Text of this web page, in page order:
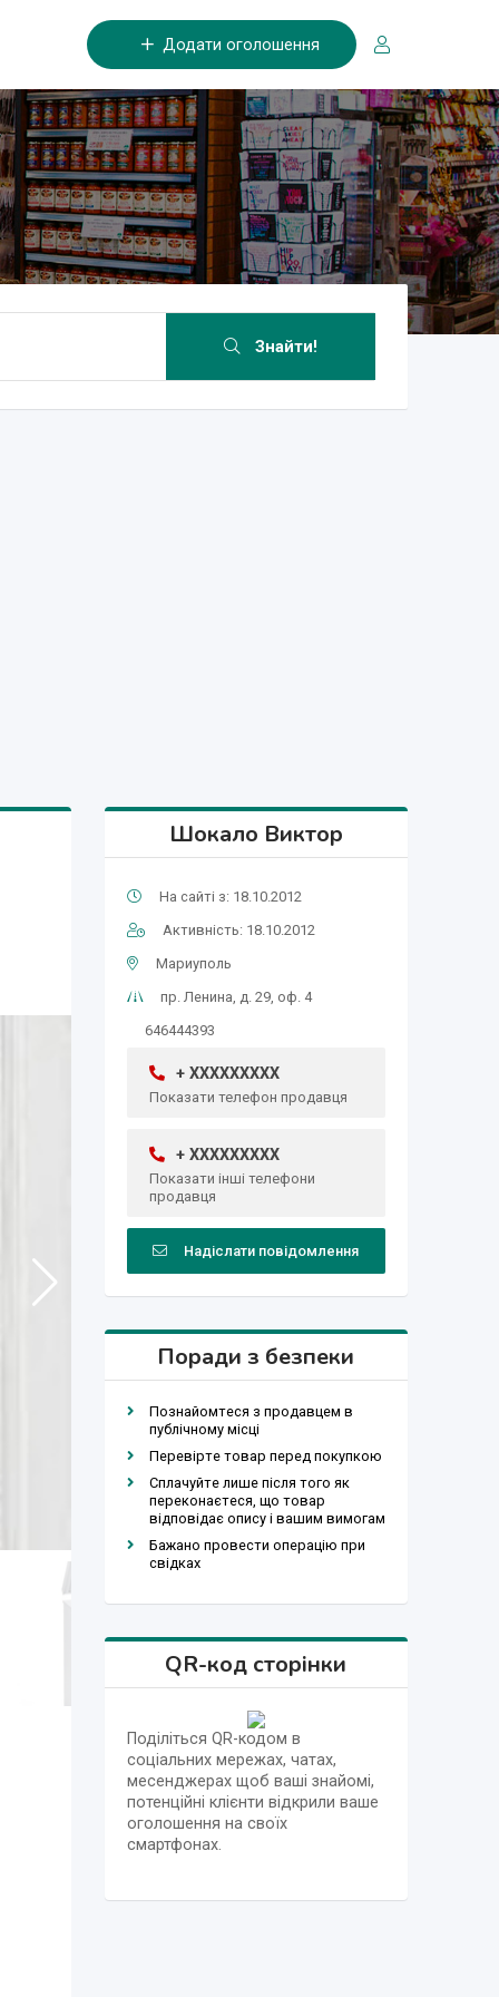
Додати оголошення
Знайти!
Шокало Виктор
На сайті з: 18.10.2012
Активність: 18.10.2012
Мариуполь
пр. Ленина, д. 29, оф. 4
646444393
+ XXXXXXXXX
Показати телефон продавця
+ XXXXXXXXX
Показати інші телефони
продавця
Надіслати повідомлення
Поради з безпеки
Познайомтеся з продавцем в
публічному місці
Перевірте товар перед покупкою
Сплачуйте лише після того як
переконаєтеся, що товар
відповідає опису і вашим вимогам
Бажано провести операцію при
свідках
QR-код сторінки
Поділіться QR-кодом в
соціальних мережах, чатах,
месенджерах щоб ваші знайомі,
потенційні клієнти відкрили ваше
оголошення на своїх
смартфонах.